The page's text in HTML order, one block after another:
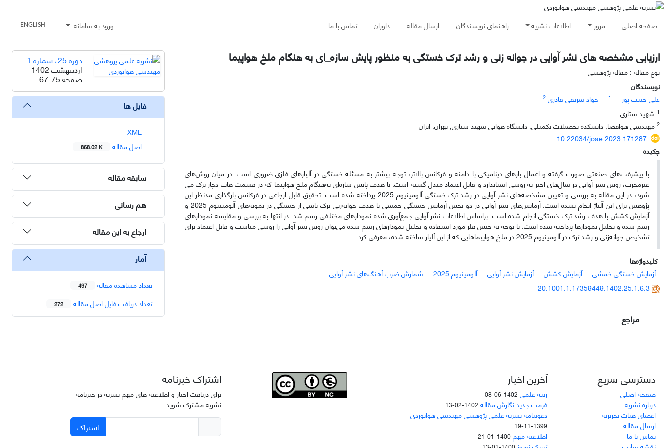
صفحه اصلی مرور اطلاعات نشریه راهنمای نویسندگان ارسال مقاله داوران تماس با ما ورود به سامانه ENGLISH
ارزیابی مشخصه های نشر آوایی در جوانه زنی و رشد ترک خستگی به منظور پایش سازه_ای به هنگام ملخ هواپیما
نوع مقاله : مقاله پژوهشی
نویسندگان
علی حبیب پور
1 جواد شریفی قادری 2
1 شهید ستاری
2 مهندسی هوافضا٫ دانشکده تحصیلات تکمیلی٫ دانشگاه هوایی شهید ستاری٫ تهران٫ ایران
10.22034/joae.2023.171287
چکیده
با پیشرفت‌های صنعتی صورت گرفته و اعمال بارهای دینامیکی با دامنه و فرکانس بالاتر، توجه بیشتر به مسئله خستگی در آلیاژهای فلزی ضروری است. در میان روش‌های
غیرمخرب، روش نشر آوایی در سال‌های اخیر به روشی استاندارد و قابل اعتماد مبدل گشته است. با هدف پایش سازه‌ای به‌هنگام ملخ هواپیما که در قسمت هاب دچار ترک می
شود، در این مقاله به بررسی و تعیین مشخصه‌های نشر آوایی در رشد ترک خستگی آلومینیوم 2025 پرداخته شده است. تحقیق قابل ارجاعی در فرکانس بارگذاری مدنظر این
پژوهش برای این آلیاژ انجام نشده است. آزمایش‌های نشر آوایی در دو بخش آزمایش خستگی خمشی با هدف جوانه‌زنی ترک ناشی از خستگی در نمونه‌های آلومینیوم 2025 و
آزمایش کشش با هدف رشد ترک خستگی انجام شده است. براساس اطلاعات نشر آوایی جمع‌آوری شده نمودارهای مختلفی رسم شد. در انتها به بررسی و مقایسه نمودارهای
رسم شده و تحلیل نمودارها پرداخته شده است. با توجه به جنس فلز مورد استفاده و تحلیل نمودارهای رسم شده می‌توان روش نشر آوایی را روشی مناسب و قابل اعتماد برای
تشخیص جوانه‌زنی و رشد ترک در آلومینیوم 2025 در ملخ هواپیماهایی که از این آلیاژ ساخته شده، معرفی کرد.
کلیدواژه‌ها
آزمایش خستگی خمشی
آزمایش کشش آزمایش نشر آوایی آلومینیوم 2025
شمارش ضرب آهنگ‌های نشر آوایی
20.1001.1.17359449.1402.25.1.6.3
مراجع
دوره 25، شماره 1
اردیبهشت 1402
صفحه67-75
فایل ها
XML
اصل مقاله
868.02 K
سابقه مقاله
هم رسانی
ارجاع به این مقاله
آمار
تعداد مشاهده مقاله 497
تعداد دریافت فایل اصل مقاله 272
دسترسی سریع
صفحه اصلی
درباره نشریه
اعضای هیات تحریریه
ارسال مقاله
تماس با ما
آخرین اخبار
رتبه علمی 1402-06-08
فرمت جدید نگارش مقاله 1402-02-13
دعوتنامه نشریه علمی پژوهشی مهندسی هوانوردی
1399-11-19
اطلاعیه مهم1400-01-21
اشتراک خبرنامه
برای دریافت اخبار و اطلاعیه های مهم نشریه در خبرنامه
نشریه مشترک شوید.
اشتراک